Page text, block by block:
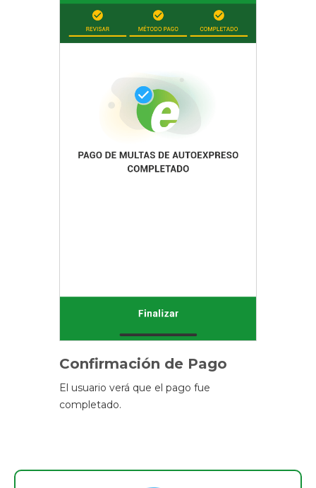
Confirmación de Pago
El usuario verá que el pago fue
completado.